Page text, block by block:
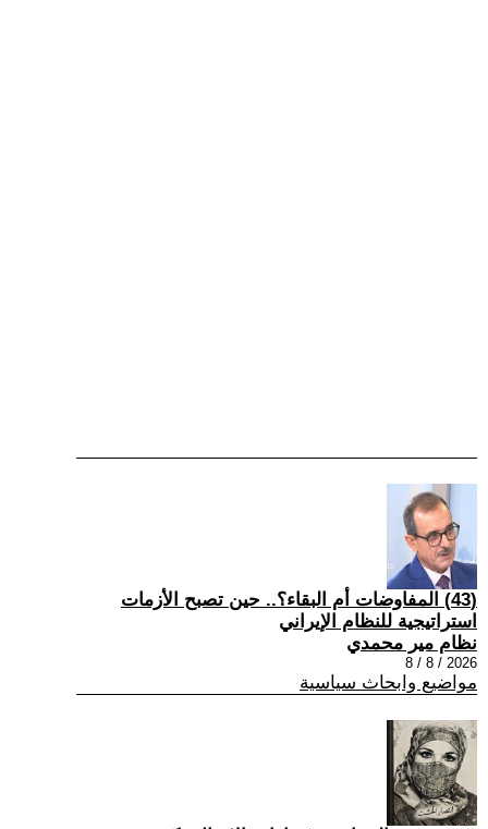
(43) المفاوضات أم البقاء؟.. حين تصبح الأزمات
استراتيجية للنظام الإيراني
نظام مير محمدي
2026 / 8 / 8
مواضيع وابحاث سياسية